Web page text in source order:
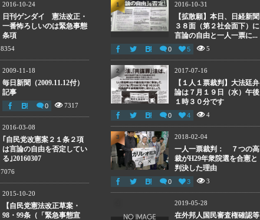
2016-10-24
日刊ゲンダイ 憲法改正・
一番怖ろしいのは緊急事態
条項
8354
2009-11-18
毎日新聞（2009.11.12付）
記事
0 7317
2016-03-08
｢自民党改憲案２１条２項
は言論の自由を否定してい
る｣20160307
7076
2015-10-20
【自民党憲法改正草案・
98・99条（「緊急事態宣
2016-10-31
【拡散願】本日、日経新聞
３８面（第２社会面下）に
言論の自由と一人一票に...
0 5 5
1
2017-07-16
【１人１票裁判】大法廷弁
論は７月１９日（水）午後
１時３０分です
0 4 4
2
2018-02-04
一人一票裁判： ７つの高
裁がH29年衆院選を合憲と
判決した理由
0 3 3
3
2019-05-28
在外邦人国民審査権確認等